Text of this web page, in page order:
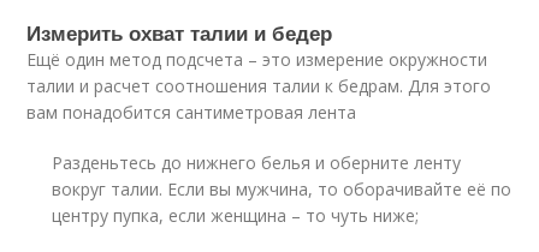
Измерить охват талии и бедер
Ещё один метод подсчета – это измерение окружности
талии и расчет соотношения талии к бедрам. Для этого
вам понадобится сантиметровая лента
Разденьтесь до нижнего белья и оберните ленту
вокруг талии. Если вы мужчина, то оборачивайте её по
центру пупка, если женщина – то чуть ниже;